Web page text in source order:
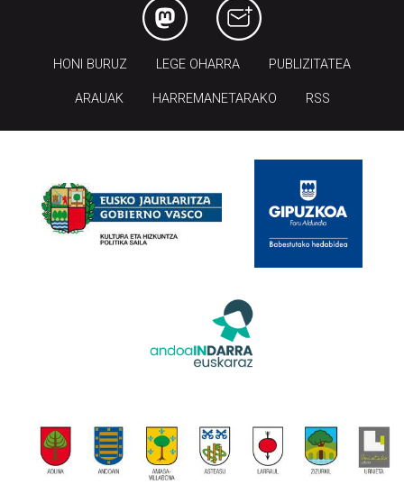
HONI BURUZ LEGE OHARRA PUBLIZITATEA
ARAUAK HARREMANETARAKO RSS